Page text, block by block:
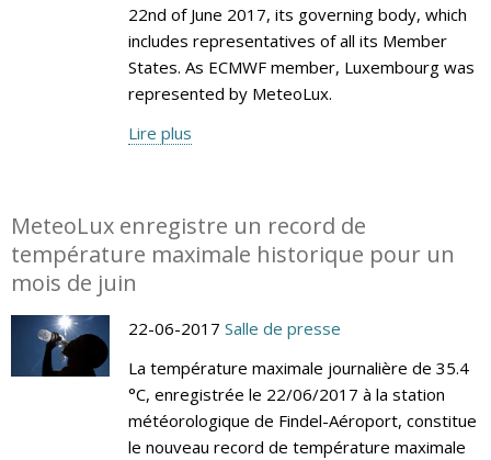
22nd of June 2017, its governing body, which
includes representatives of all its Member
States. As ECMWF member, Luxembourg was
represented by MeteoLux.
Lire plus
MeteoLux enregistre un record de
température maximale historique pour un
mois de juin
22-06-2017 Salle de presse
La température maximale journalière de 35.4
°C, enregistrée le 22/06/2017 à la station
météorologique de Findel-Aéroport, constitue
le nouveau record de température maximale